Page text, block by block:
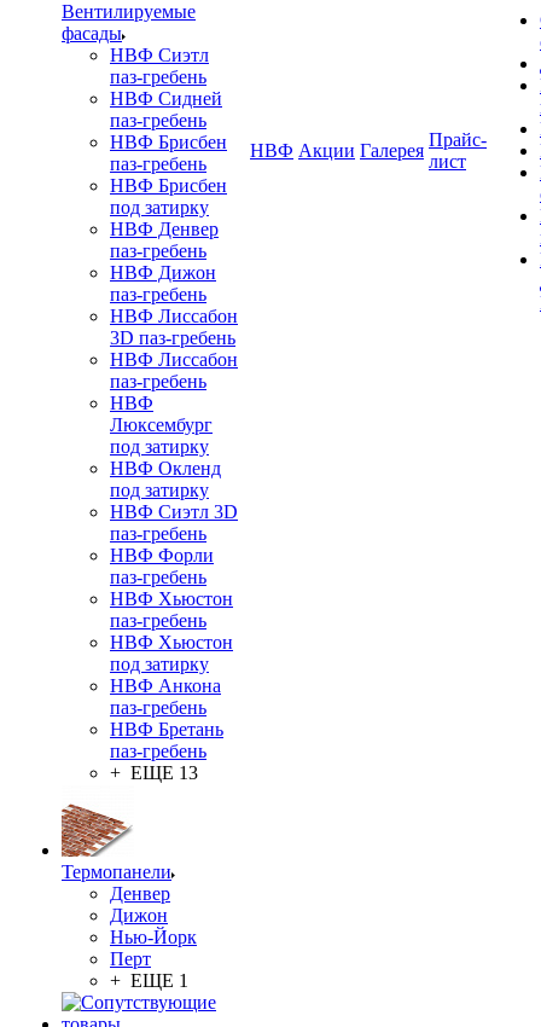
Вентилируемые
фасады
НВФ Сиэтл
паз-гребень
НВФ Сидней
паз-гребень
НВФ Брисбен
паз-гребень
НВФ Брисбен
под затирку
НВФ Денвер
паз-гребень
НВФ Дижон
паз-гребень
НВФ Лиссабон
3D паз-гребень
НВФ Лиссабон
паз-гребень
НВФ
Люксембург
под затирку
НВФ Окленд
под затирку
НВФ Сиэтл 3D
паз-гребень
НВФ Форли
паз-гребень
НВФ Хьюстон
паз-гребень
НВФ Хьюстон
под затирку
НВФ Анкона
паз-гребень
НВФ Бретань
паз-гребень
+ ЕЩЕ 13
Термопанели
Денвер
Дижон
Нью-Йорк
Перт
+ ЕЩЕ 1
НВФ Акции Галерея
Прайс-
лист